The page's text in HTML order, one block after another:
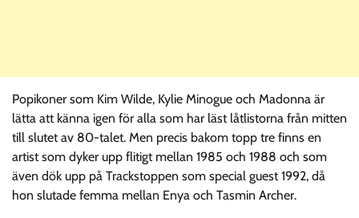
Popikoner som Kim Wilde, Kylie Minogue och Madonna är
lätta att känna igen för alla som har läst låtlistorna från mitten
till slutet av 80-talet. Men precis bakom topp tre finns en
artist som dyker upp flitigt mellan 1985 och 1988 och som
även dök upp på Trackstoppen som special guest 1992, då
hon slutade femma mellan Enya och Tasmin Archer.